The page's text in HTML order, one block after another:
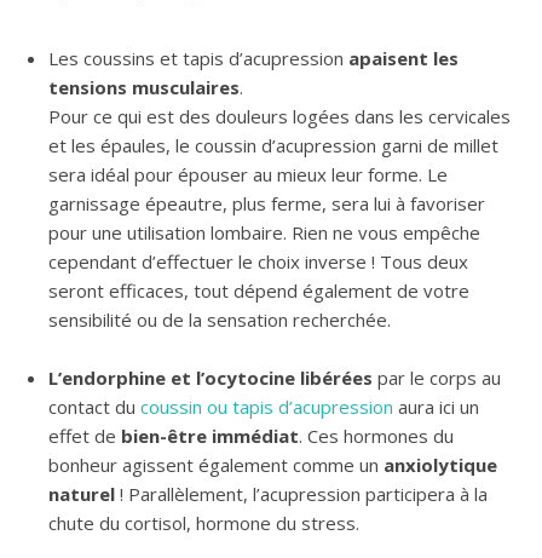
Les coussins et tapis d’acupression apaisent les
tensions musculaires.
Pour ce qui est des douleurs logées dans les cervicales
et les épaules, le coussin d’acupression garni de millet
sera idéal pour épouser au mieux leur forme. Le
garnissage épeautre, plus ferme, sera lui à favoriser
pour une utilisation lombaire. Rien ne vous empêche
cependant d’effectuer le choix inverse ! Tous deux
seront efficaces, tout dépend également de votre
sensibilité ou de la sensation recherchée.
L’endorphine et l’ocytocine libérées par le corps au
contact du coussin ou tapis d’acupression aura ici un
effet de bien-être immédiat. Ces hormones du
bonheur agissent également comme un anxiolytique
naturel ! Parallèlement, l’acupression participera à la
chute du cortisol, hormone du stress.